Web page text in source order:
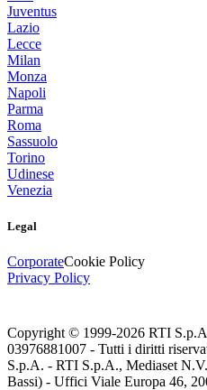
Juventus
Lazio
Lecce
Milan
Monza
Napoli
Parma
Roma
Sassuolo
Torino
Udinese
Venezia
Legal
CorporateCookie Policy
Privacy Policy
Copyright © 1999-2026 RTI
03976881007 - Tutti i diritti
S.p.A. - RTI S.p.A., Mediaset
Bassi) - Uffici Viale Europa 46,